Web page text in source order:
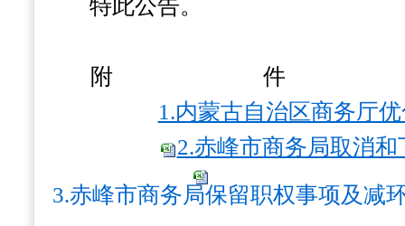
特此公告。
附
1.内蒙古自治区商务厅
2.赤峰市商务局取消
3.赤峰市商务局保留职权事项及减